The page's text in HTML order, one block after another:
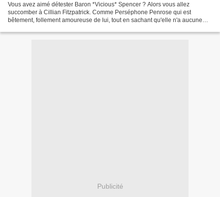
Vous avez aimé détester Baron *Vicious* Spencer ? Alors vous allez
succomber à Cillian Fitzpatrick. Comme Perséphone Penrose qui est
bêtement, follement amoureuse de lui, tout en sachant qu'elle n'a aucune
Publicité